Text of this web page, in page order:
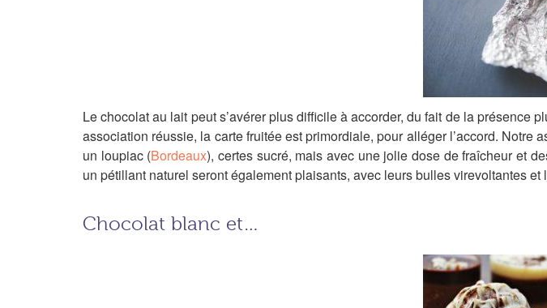
Le chocolat au lait peut s’avérer plus difficile à accorder, du fait de la présence
association réussie, la carte fruitée est primordiale, pour alléger l’accord.
un loupiac (Bordeaux), certes sucré, mais avec une jolie dose de fraîcheur et
un pétillant naturel seront également plaisants, avec leurs bulles virevoltantes et
Chocolat blanc et…